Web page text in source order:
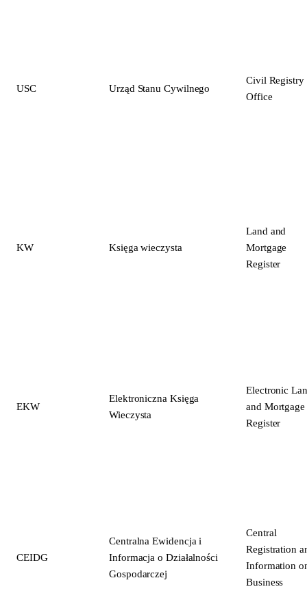
USC Urząd Stanu Cywilnego
Civil Registry
Office
KW Księga wieczysta
Land and
Mortgage
Register
EKW
Elektroniczna Księga
Wieczysta
Electronic
and Mortgage
Register
CEIDG
Centralna Ewidencja i
Informacja o Działalności
Gospodarczej
Central
Registration
Information
Business